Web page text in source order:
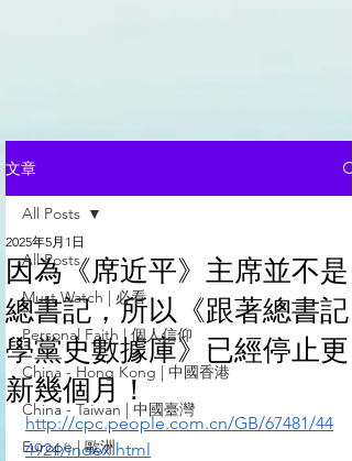
文章
All Posts
Must Watch | 必看
Personal Faith | 個人信仰
China - Hong Kong | 中國香港
China - Taiwan | 中國臺灣
Europe | 歐洲
All Posts
因為《席近平》主席並不是
總書記，所以《跟著總書記
學黨史數據庫》已經停止更
新幾個月！
2025年5月1日
http://cpc.people.com.cn/GB/67481/44
4924/index.html